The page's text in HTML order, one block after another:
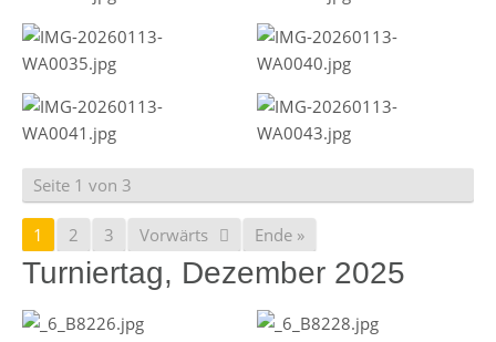
Seite 1 von 3
1 2 3 Vorwärts Ende »
Turniertag, Dezember 2025